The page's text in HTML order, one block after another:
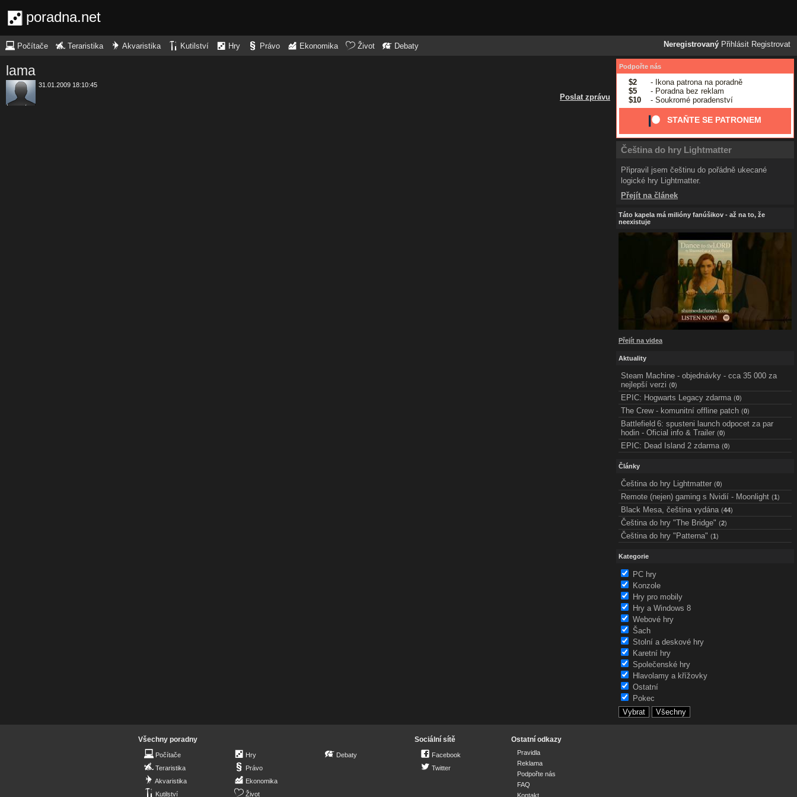
poradna.net
Neregistrovaný Přihlásit Registrovat
Počítače Teraristika Akvaristika Kutilství Hry Právo Ekonomika Život Debaty
lama
31.01.2009 18:10:45
Poslat zprávu
Podpořte nás
$2
- Ikona patrona na poradně
$5
- Poradna bez reklam
$10
- Soukromé poradenství
STAŇTE SE PATRONEM
Čeština do hry Lightmatter
Připravil jsem češtinu do pořádně ukecané
logické hry Lightmatter.
Přejít na článek
Táto kapela má milióny fanúšikov - až na to, že
neexistuje
Přejít na videa
Aktuality
Steam Machine - objednávky - cca 35 000 za
nejlepší verzi (0)
EPIC: Hogwarts Legacy zdarma (0)
The Crew - komunitní offline patch (0)
Battlefield 6: spusteni launch odpocet za par
hodin - Oficial info & Trailer (0)
EPIC: Dead Island 2 zdarma (0)
Články
Čeština do hry Lightmatter (0)
Remote (nejen) gaming s Nvidií - Moonlight (1)
Black Mesa, čeština vydána (44)
Čeština do hry "The Bridge" (2)
Čeština do hry "Patterna" (1)
Kategorie
PC hry
Konzole
Hry pro mobily
Hry a Windows 8
Webové hry
Šach
Stolní a deskové hry
Karetní hry
Společenské hry
Hlavolamy a křížovky
Ostatní
Pokec
Všechny poradny
Počítače
Teraristika
Akvaristika
Kutilství
Hry
Právo
Ekonomika
Život
Debaty
Sociální sítě
Facebook
Twitter
Ostatní odkazy
Pravidla
Reklama
Podpořte nás
FAQ
Kontakt